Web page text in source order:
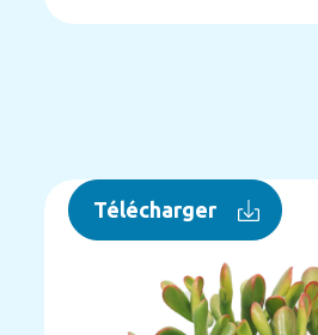
Télécharger